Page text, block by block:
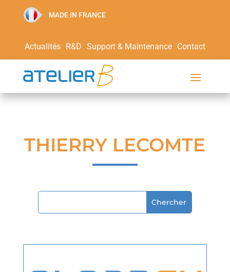
MADE IN FRANCE
Actualités R&D Support & Maintenance Contact
THIERRY LECOMTE